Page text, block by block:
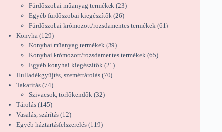
termék
Fürdőszobai műanyag termékek 2323
termék
Egyéb fürdőszobai kiegészítők 2626
termék
Fürdőszobai krómozott/rozsdamentes termékek 6161
Konyha 129129
termék
Konyhai műanyag termékek 3939
termék
Konyhai krómozott/rozsdamentes termékek 6565
Egyéb konyhai kiegészítők 2121
termék
Hulladékgyűjtés, szeméttárolás 7070
Takarítás 7474
termék
Szivacsok, törlőkendők 3232
Tárolás 145145
termék
Vasalás, szárítás 1212
termék
Egyéb háztartásfelszerelés 119119